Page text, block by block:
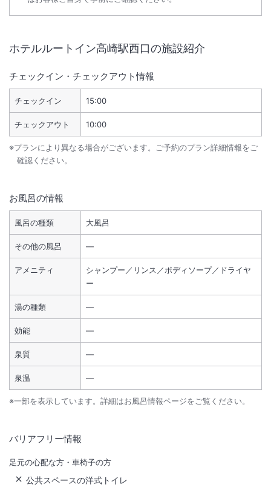
ホテルルートイン高崎駅西口の施設紹介
チェックイン・チェックアウト情報
チェックイン 15:00
チェックアウト 10:00
※プランにより異なる場合がございます。ご予約のプラン詳細情報をご
確認ください。
お風呂の情報
風呂の種類 大風呂
その他の風呂 ―
アメニティ
シャンプー／リンス／ボディソープ／ドライヤ
ー
湯の種類 ―
効能 ―
泉質 ―
泉温 ―
※一部を表示しています。詳細はお風呂情報ページをご覧ください。
バリアフリー情報
足元の心配な方・車椅子の方
公共スペースの洋式トイレ